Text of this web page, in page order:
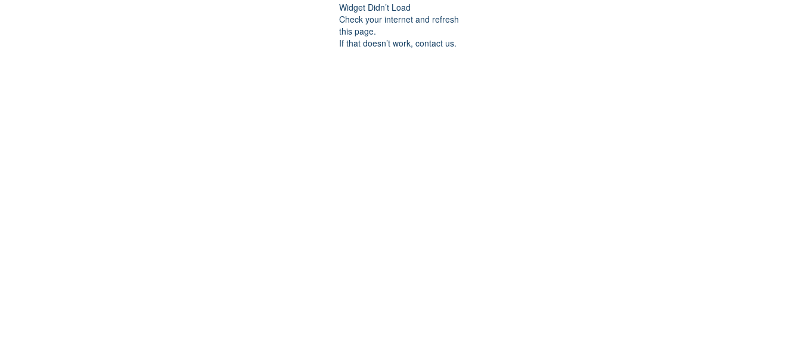
Widget Didn’t Load
Check your internet and refresh
this page.
If that doesn’t work, contact us.